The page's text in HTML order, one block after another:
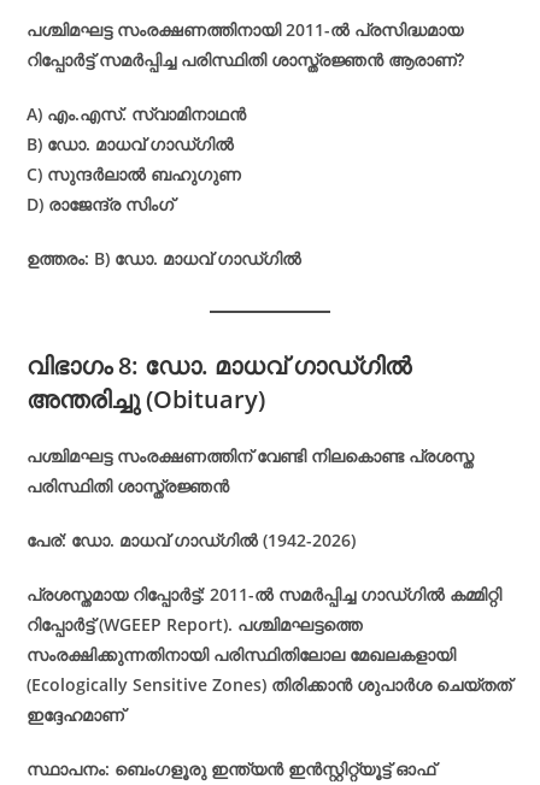
പശ്ചിമഘട്ട സംരക്ഷണത്തിനായി 2011-ൽ പ്രസിദ്ധമായ
റിപ്പോർട്ട് സമർപ്പിച്ച പരിസ്ഥിതി ശാസ്ത്രജ്ഞൻ ആരാണ്?
A) എം.എസ്. സ്വാമിനാഥൻ
B) ഡോ. മാധവ് ഗാഡ്ഗിൽ
C) സുന്ദർലാൽ ബഹുഗുണ
D) രാജേന്ദ്ര സിംഗ്
ഉത്തരം: B) ഡോ. മാധവ് ഗാഡ്ഗിൽ
വിഭാഗം 8: ഡോ. മാധവ് ഗാഡ്ഗിൽ
അന്തരിച്ചു (Obituary)
പശ്ചിമഘട്ട സംരക്ഷണത്തിന് വേണ്ടി നിലകൊണ്ട പ്രശസ്ത
പരിസ്ഥിതി ശാസ്ത്രജ്ഞൻ
പേര്: ഡോ. മാധവ് ഗാഡ്ഗിൽ (1942-2026)
പ്രശസ്തമായ റിപ്പോർട്ട്: 2011-ൽ സമർപ്പിച്ച ഗാഡ്ഗിൽ കമ്മിറ്റി
റിപ്പോർട്ട് (WGEEP Report). പശ്ചിമഘട്ടത്തെ
സംരക്ഷിക്കുന്നതിനായി പരിസ്ഥിതിലോല മേഖലകളായി
(Ecologically Sensitive Zones) തിരിക്കാൻ ശുപാർശ ചെയ്തത്
ഇദ്ദേഹമാണ്
സ്ഥാപനം: ബെംഗളൂരു ഇന്ത്യൻ ഇൻസ്റ്റിറ്റ്യൂട്ട് ഓഫ്